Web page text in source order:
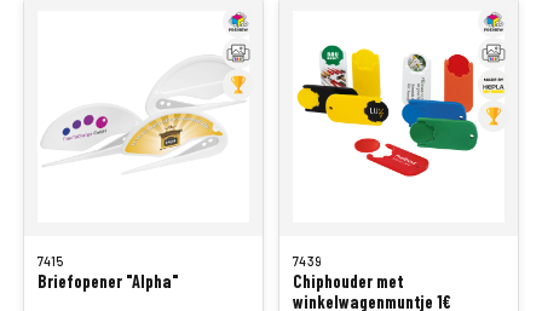
Briefopener "Alpha"
Chiphouder met
winkelwagenmuntje 1€
"Alpha"